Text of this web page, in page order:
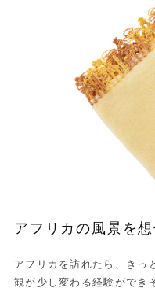
アフリカの風景を想
アフリカを訪れたら、きっ
観が少し変わる経験ができ